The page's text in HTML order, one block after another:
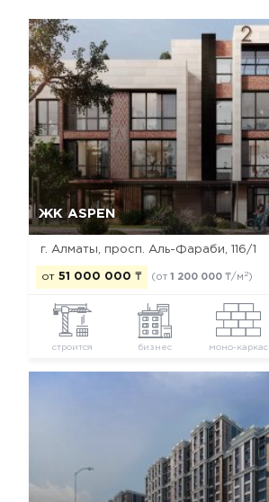
ЖК ASPEN
г. Алматы, просп. Аль-Фараби, 116/1
от 51 000 000 ₸ (от 1 200 000 ₸/м 2)
строится бизнес моно-каркас
Отмена